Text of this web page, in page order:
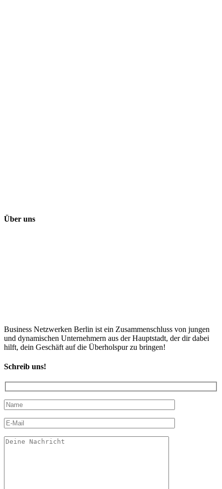
Über uns
Business Netzwerken Berlin ist ein Zusammenschluss von jungen
und dynamischen Unternehmern aus der Hauptstadt, der dir dabei
hilft, dein Geschäft auf die Überholspur zu bringen!
Schreib uns!